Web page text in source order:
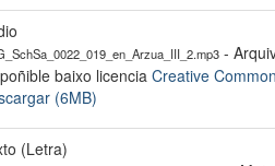
-
baixo licenciaCreative
(6MB)
(Letra)